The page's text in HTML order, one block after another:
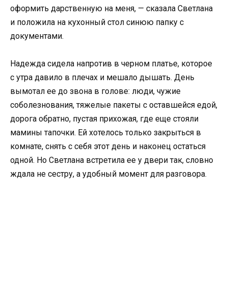
оформить дарственную на меня, — сказала Светлана
и положила на кухонный стол синюю папку с
документами.
Надежда сидела напротив в черном платье, которое
с утра давило в плечах и мешало дышать. День
вымотал ее до звона в голове: люди, чужие
соболезнования, тяжелые пакеты с оставшейся едой,
дорога обратно, пустая прихожая, где еще стояли
мамины тапочки. Ей хотелось только закрыться в
комнате, снять с себя этот день и наконец остаться
одной. Но Светлана встретила ее у двери так, словно
ждала не сестру, а удобный момент для разговора.